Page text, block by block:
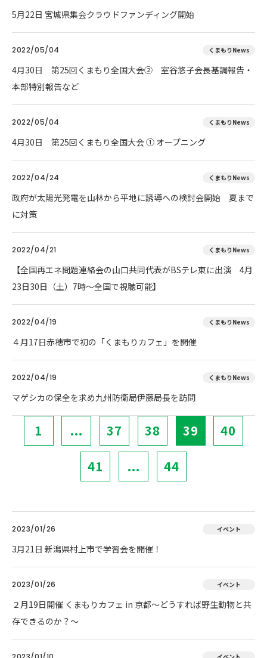
5月22日 宮城県集会クラウドファンディング開始
2022/05/04 くまもりNews
4月30日 第25回くまもり全国大会② 室谷悠子会長基調報告・
本部特別報告など
2022/05/04 くまもりNews
4月30日 第25回くまもり全国大会 ① オープニング
2022/04/24 くまもりNews
政府が太陽光発電を山林から平地に誘導への検討会開始 夏まで
に対策
2022/04/21 くまもりNews
【全国再エネ問題連絡会の山口共同代表がBSテレ東に出演 4月
23日30日（土）7時～全国で視聴可能】
2022/04/19 くまもりNews
４月17日赤穂市で初の「くまもりカフェ」を開催
2022/04/19 くまもりNews
マゲシカの保全を求め九州防衛局伊藤局長を訪問
1 ... 37 38 39 40
41 ... 44
2023/01/26 イベント
3月21日 新潟県村上市で学習会を開催！
2023/01/26 イベント
２月19日開催 くまもりカフェ in 京都～どうすれば野生動物と共
存できるのか？～